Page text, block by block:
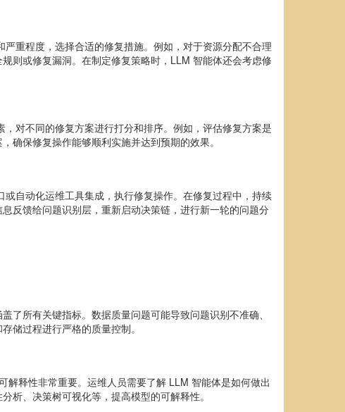
重程度，选择合适的修复措施。例如，对于资源分配不合理
则或修复漏洞。在制定修复策略时，LLM 智能体还会考虑修
对不同的修复方案进行打分和排序。例如，评估修复方案是
确保修复操作能够顺利实施并达到预期的效果。
自动化运维工具集成，执行修复操作。在修复过程中，持续
反馈给问题识别层，重新启动决策链，进行新一轮的问题分
所有关键指标。数据质量问题可能导致问题识别不准确、
储过程进行严格的质量控制。
释性非常重要。运维人员需要了解 LLM 智能体是如何做出
析、决策树可视化等，提高模型的可解释性。